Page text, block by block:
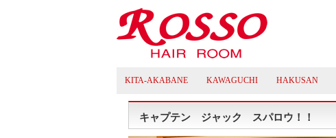
KITA-AKABANE KAWAGUCHI HAKUSAN
キャプテン ジャック スパロウ！！